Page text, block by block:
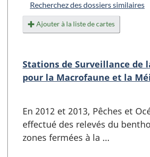
Recherchez des dossiers similaires
Ajouter à la liste de cartes
Stations de Surveillance de
pour la Macrofaune et la
En 2012 et 2013, Pêches et
effectué des relevés du
zones fermées à la …